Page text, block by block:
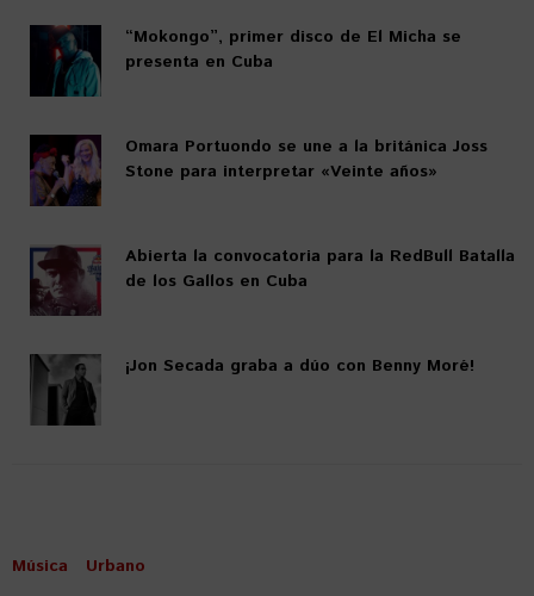
“Mokongo”, primer disco de El Micha se
presenta en Cuba
Omara Portuondo se une a la británica Joss
Stone para interpretar «Veinte años»
Abierta la convocatoria para la RedBull Batalla
de los Gallos en Cuba
¡Jon Secada graba a dúo con Benny Moré!
Música Urbano